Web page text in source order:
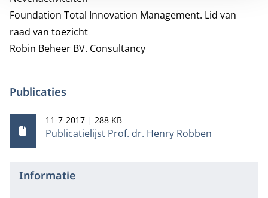
Foundation Total Innovation Management. Lid van
raad van toezicht
Robin Beheer BV. Consultancy
Publicaties
Publicatielijst Prof. dr. Henry Robben
Publicatiedatum
11-7-2017 Bestandsgrootte
288 KB
Informatie